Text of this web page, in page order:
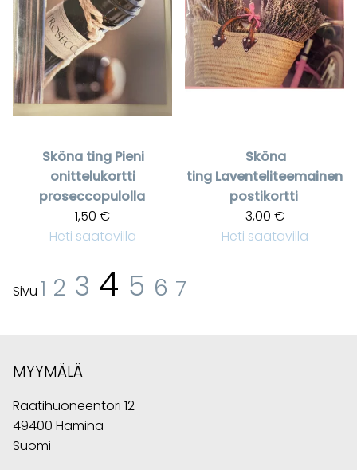
Sköna ting Pieni
onittelukortti
proseccopulolla
1,50 €
Heti saatavilla
Sköna
ting Laventeliteemainen
postikortti
3,00 €
Heti saatavilla
Sivu 1 2 3 4 5 6 7
MYYMÄLÄ
Raatihuoneentori 12
49400 Hamina
Suomi